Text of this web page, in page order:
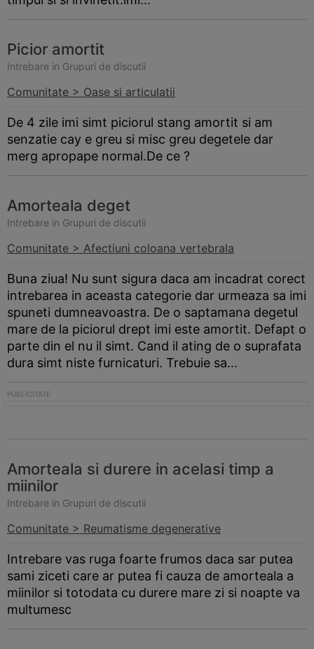
Picior amortit
Intrebare in Grupuri de discutii
Comunitate > Oase si articulatii
De 4 zile imi simt piciorul stang amortit si am
senzatie cay e greu si misc greu degetele dar
merg apropape normal.De ce ?
Amorteala deget
Intrebare in Grupuri de discutii
Comunitate > Afectiuni coloana vertebrala
Buna ziua! Nu sunt sigura daca am incadrat corect
intrebarea in aceasta categorie dar urmeaza sa imi
spuneti dumneavoastra. De o saptamana degetul
mare de la piciorul drept imi este amortit. Defapt o
parte din el nu il simt. Cand il ating de o suprafata
dura simt niste furnicaturi. Trebuie sa...
Amorteala si durere in acelasi timp a
miinilor
Intrebare in Grupuri de discutii
Comunitate > Reumatisme degenerative
Intrebare vas ruga foarte frumos daca sar putea
sami ziceti care ar putea fi cauza de amorteala a
miinilor si totodata cu durere mare zi si noapte va
multumesc